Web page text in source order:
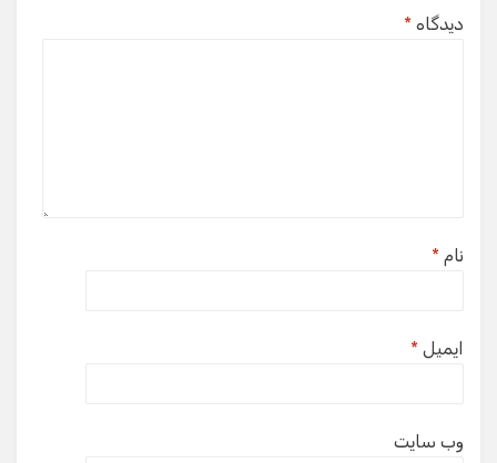
دیدگاه *
نام *
ایمیل *
وب‌ سایت